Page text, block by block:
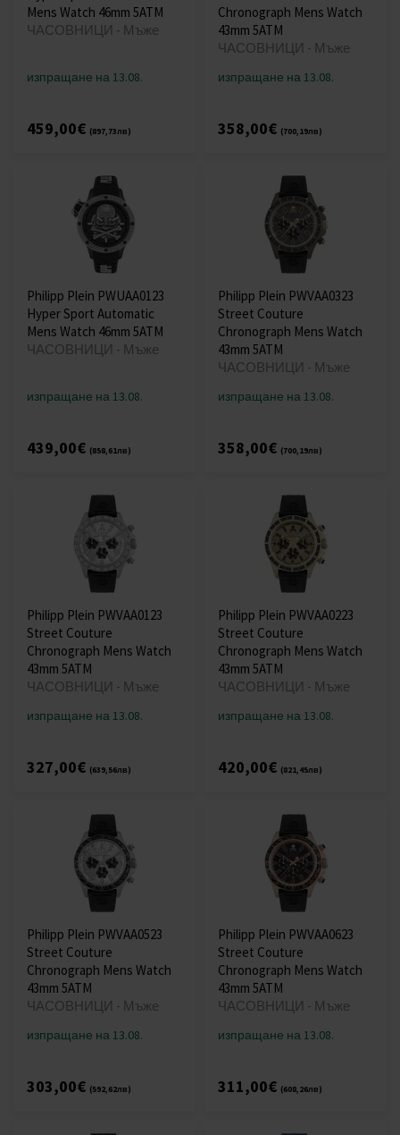
Mens Watch 46mm 5ATM
ЧАСОВНИЦИ - Мъже
изпращане на 13.08.
459,00€ (897,73лв)
Chronograph Mens Watch
43mm 5ATM
ЧАСОВНИЦИ - Мъже
изпращане на 13.08.
358,00€ (700,19лв)
Philipp Plein PWUAA0123
Hyper Sport Automatic
Mens Watch 46mm 5ATM
ЧАСОВНИЦИ - Мъже
изпращане на 13.08.
439,00€ (858,61лв)
Philipp Plein PWVAA0323
Street Couture
Chronograph Mens Watch
43mm 5ATM
ЧАСОВНИЦИ - Мъже
изпращане на 13.08.
358,00€ (700,19лв)
Philipp Plein PWVAA0123
Street Couture
Chronograph Mens Watch
43mm 5ATM
ЧАСОВНИЦИ - Мъже
изпращане на 13.08.
327,00€ (639,56лв)
Philipp Plein PWVAA0223
Street Couture
Chronograph Mens Watch
43mm 5ATM
ЧАСОВНИЦИ - Мъже
изпращане на 13.08.
420,00€ (821,45лв)
Philipp Plein PWVAA0523
Street Couture
Chronograph Mens Watch
43mm 5ATM
ЧАСОВНИЦИ - Мъже
изпращане на 13.08.
303,00€ (592,62лв)
Philipp Plein PWVAA0623
Street Couture
Chronograph Mens Watch
43mm 5ATM
ЧАСОВНИЦИ - Мъже
изпращане на 13.08.
311,00€ (608,26лв)